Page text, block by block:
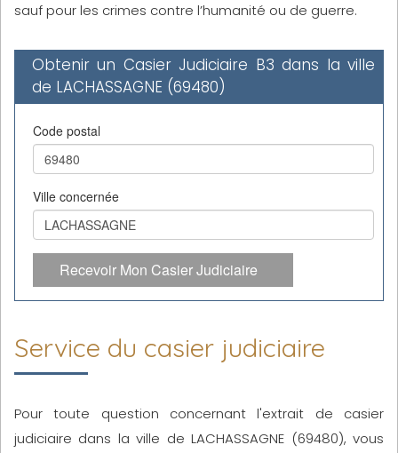
sauf pour les crimes contre l’humanité ou de guerre.
Obtenir un Casier Judiciaire B3 dans la ville
de LACHASSAGNE (69480)
Code postal
Ville concernée
Recevoir Mon Casier Judiciaire
Service du casier judiciaire
Pour toute question concernant l'extrait de casier
judiciaire dans la ville de LACHASSAGNE (69480), vous